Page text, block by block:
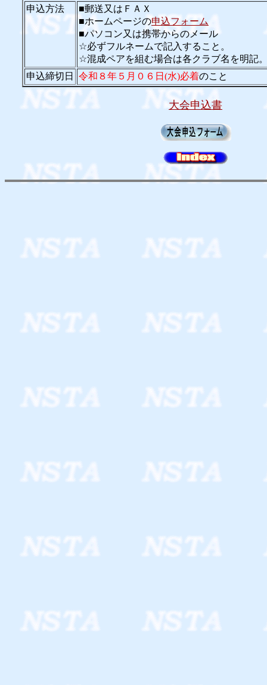
申込方法
■郵送又はＦＡＸ
■ホームページの申込フォーム
■パソコン又は携帯からのメール
☆必ずフルネームで記入すること。
☆混成ペアを組む場合は各クラブ名を明記
申込締切日
令和８年５月０６日(水)必着のこと
大会申込書